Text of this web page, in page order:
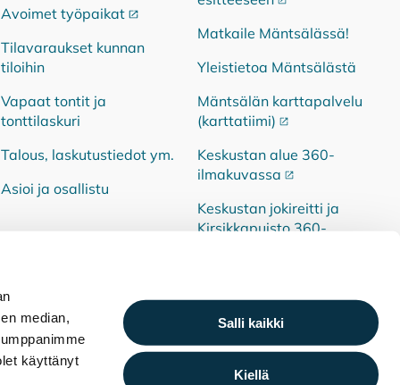
median,
käyttänyt
Salli kaikki
Kiellä
Avoimet työpaikatUlkoinen linkki
Tilavaraukset kunnan
tiloihin
Vapaat tontit ja
tonttilaskuri
Talous, laskutustiedot ym.
Asioi ja osallistu
Matkaile Mäntsälässä!
Yleistietoa Mäntsälästä
Mäntsälän karttapalvelu
(karttatiimi) Ulkoinen linkki
Keskustan alue 360-
ilmakuvassa Ulkoinen linkki
Keskustan jokireitti ja
Kirsikkapuisto 360-
Henkilötietojen käsittely Saavutettavuusseloste